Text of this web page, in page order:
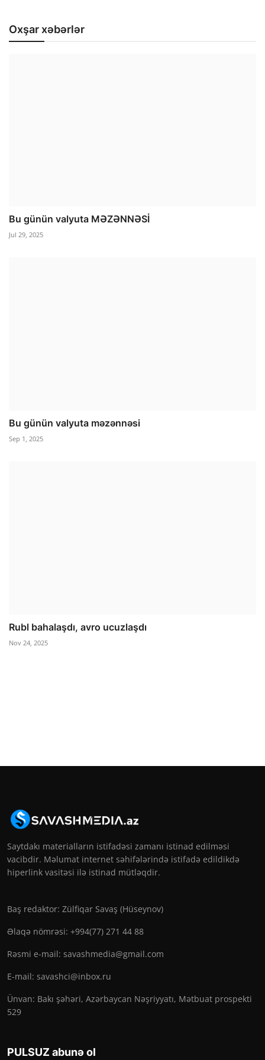
Oxşar xəbərlər
Bu günün valyuta MƏZƏNNƏSİ
Jul 29, 2025
Bu günün valyuta məzənnəsi
Sep 1, 2025
Rubl bahalaşdı, avro ucuzlaşdı
Nov 24, 2025
Saytdakı materialların istifadəsi zamanı istinad edilməsi
vacibdir. Məlumat internet səhifələrində istifadə edildikdə
hiperlink vasitəsi ilə istinad mütləqdir.
Baş redaktor: Zülfiqar Savaş (Hüseynov)
Əlaqə nömrəsi: +994(77) 271 44 88
Rəsmi e-mail: savashmedia@gmail.com
E-mail: savashci@inbox.ru
Ünvan: Bakı şəhəri, Azərbaycan Nəşriyyatı, Mətbuat prospekti
529
PULSUZ abunə ol